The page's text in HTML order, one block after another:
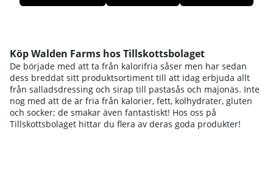
Köp Walden Farms hos Tillskottsbolaget
De började med att ta från kalorifria såser men har sedan
dess breddat sitt produktsortiment till att idag erbjuda allt
från salladsdressing och sirap till pastasås och majonäs. Inte
nog med att de är fria från kalorier, fett, kolhydrater, gluten
och socker; de smakar även fantastiskt! Hos oss på
Tillskottsbolaget hittar du flera av deras goda produkter!